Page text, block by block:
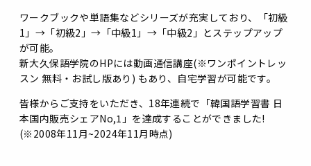
ワークブックや単語集などシリーズが充実しており、「初級
1」→「初級2」→「中級1」→「中級2」とステップアップ
が可能。
新大久保語学院のHPには動画通信講座(※ワンポイントレッ
スン 無料・お試し版あり) もあり、自宅学習が可能です。
皆様からご支持をいただき、18年連続で「韓国語学習書 日
本国内販売シェアNo,1」を達成することができました!
(※2008年11月~2024年11月時点)